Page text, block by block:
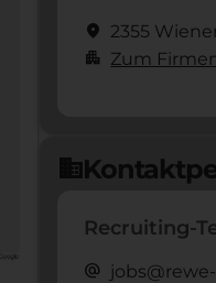
location_on 2355
apartment Zum
domain
Recruiting-
alternate_email